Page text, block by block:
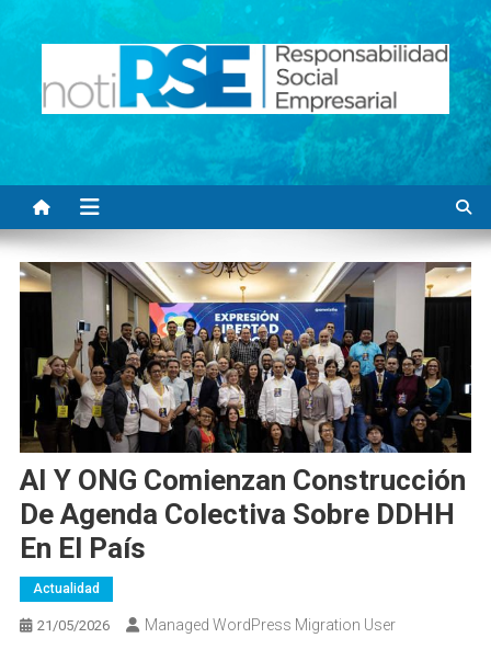
Noti RSE
Noticias con sentido responsable
AI Y ONG Comienzan Construcción
De Agenda Colectiva Sobre DDHH
En El País
Actualidad
21/05/2026 Managed WordPress Migration User